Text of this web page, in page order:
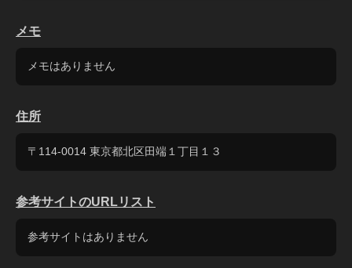
メモ
メモはありません
住所
〒114-0014 東京都北区田端１丁目１３
参考サイトのURLリスト
参考サイトはありません